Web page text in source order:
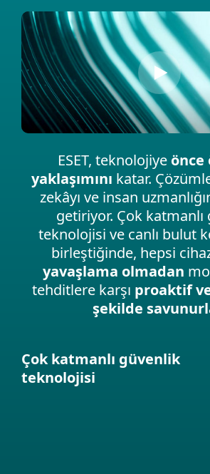
ESET, teknolojiye önce
yaklaşımını katar.
zekâyı ve insan
getiriyor. Çok katmanlı
teknolojisi ve canlı bulut
birleştiğinde, hepsi
yavaşlama olmadan
tehditlere karşı proaktif
şekilde
Çok katmanlı güvenlik
teknolojisi